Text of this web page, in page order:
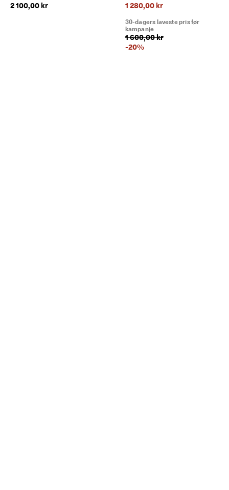
2 100,00 kr
1 280,00 kr
30-dagers laveste pris før
kampanje
1 600,00 kr
-20%